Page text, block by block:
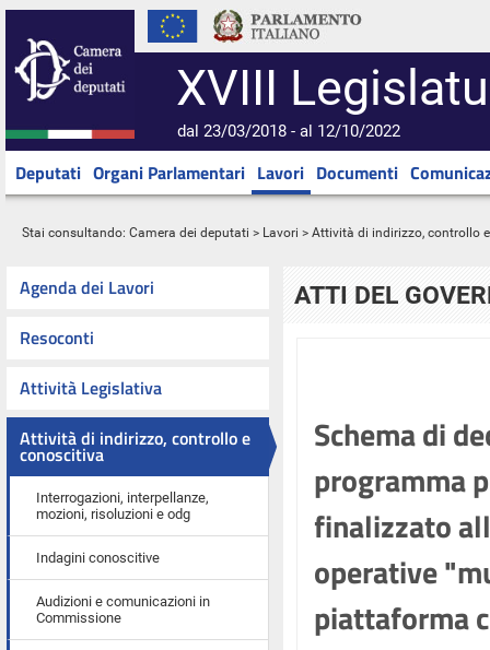
XVIII
dal 23/03/2018 - al 12/10/2022
Deputati Organi Parlamentari Lavori Documenti
Stai consultando: Camera dei deputati > Lavori > Attività di indirizzo, controllo
Agenda dei Lavori
Resoconti
Attività Legislativa
Attività di indirizzo, controllo e
conoscitiva
Interrogazioni, interpellanze,
mozioni, risoluzioni e odg
Indagini conoscitive
Audizioni e comunicazioni in
Commissione
ATTI DEL
Schema di
programma
finalizzato
operative
piattaforma